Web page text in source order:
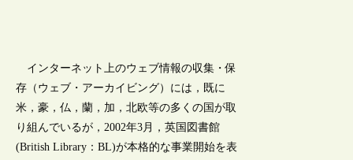
インターネット上のウェブ情報の収集・保
存（ウェブ・アーカイビング）には，既に
米，豪，仏，蘭，加，北欧等の多くの国が取
り組んでいるが，2002年3月，英国図書館
(British Library：BL)が本格的な事業開始を表